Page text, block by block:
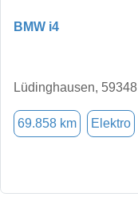
BMW i4
Lüdinghausen, 59348
69.858 km Elektro